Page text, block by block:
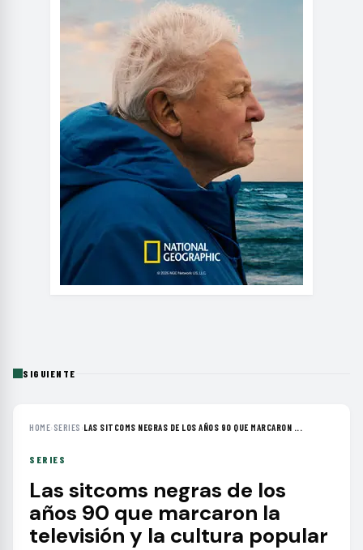
SIGUIENTE
HOME› SERIES ›LAS SITCOMS NEGRAS DE LOS AÑOS 90 QUE MARCARON ...
SERIES
Las sitcoms negras de los
años 90 que marcaron la
televisión y la cultura popular